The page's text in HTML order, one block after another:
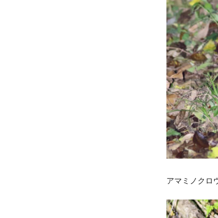
アマミノクロ